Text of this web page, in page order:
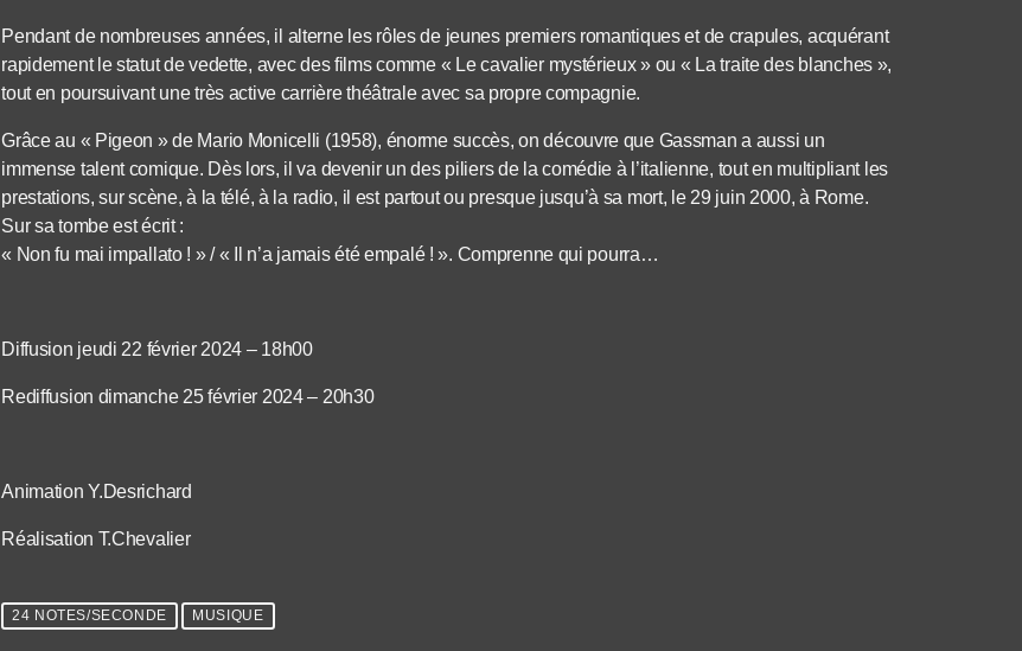
Pendant de nombreuses années, il alterne les rôles de jeunes premiers romantiques et de crapules, acquérant
rapidement le statut de vedette, avec des films comme « Le cavalier mystérieux » ou « La traite des blanches »,
tout en poursuivant une très active carrière théâtrale avec sa propre compagnie.
Grâce au « Pigeon » de Mario Monicelli (1958), énorme succès, on découvre que Gassman a aussi un
immense talent comique. Dès lors, il va devenir un des piliers de la comédie à l’italienne, tout en multipliant les
prestations, sur scène, à la télé, à la radio, il est partout ou presque jusqu’à sa mort, le 29 juin 2000, à Rome.
Sur sa tombe est écrit :
« Non fu mai impallato ! » / « Il n’a jamais été empalé ! ». Comprenne qui pourra…
Diffusion jeudi 22 février 2024 – 18h00
Rediffusion dimanche 25 février 2024 – 20h30
Animation Y.Desrichard
Réalisation T.Chevalier
24 NOTES/SECONDE MUSIQUE